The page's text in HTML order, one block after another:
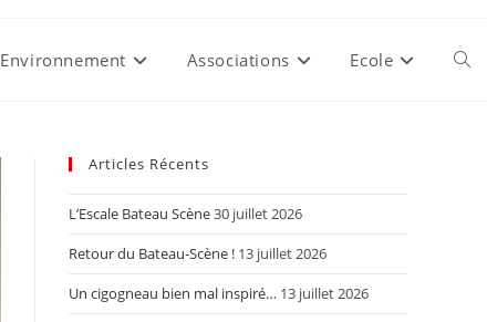
Environnement Associations Ecole
Articles Récents
L’Escale Bateau Scène30 juillet 2026
Retour du Bateau-Scène ! 13 juillet 2026
Un cigogneau bien mal inspiré… 13 juillet 2026